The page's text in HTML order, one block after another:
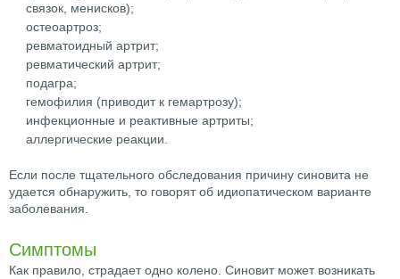
связок, менисков);
остеоартроз;
ревматоидный артрит;
ревматический артрит;
подагра;
гемофилия (приводит к гемартрозу);
инфекционные и реактивные артриты;
аллергические реакции.
Если после тщательного обследования причину синовита не
удается обнаружить, то говорят об идиопатическом варианте
заболевания.
Симптомы
Как правило, страдает одно колено. Синовит может возникать